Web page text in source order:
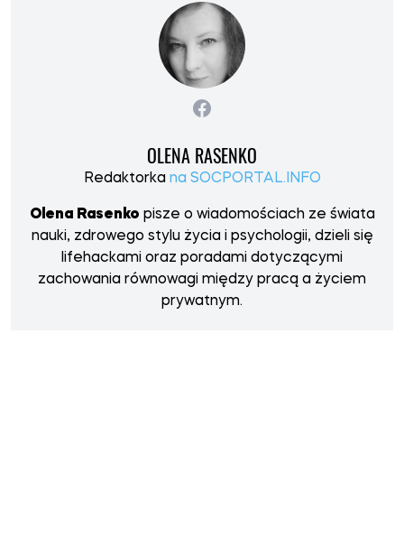
OLENA RASENKO
Redaktorka na SOCPORTAL.INFO
Olena Rasenko pisze o wiadomościach ze świata
nauki, zdrowego stylu życia i psychologii, dzieli się
lifehackami oraz poradami dotyczącymi
zachowania równowagi między pracą a życiem
prywatnym.